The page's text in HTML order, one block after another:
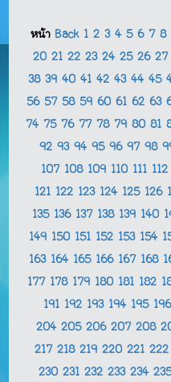
หน้า Back 1 2 3 4 5 6 7 8
20 21 22 23 24 25 26 27
38 39 40 41 42 43 44 45
56 57 58 59 60 61 62 63
74 75 76 77 78 79 80 81
92 93 94 95 96 97 98
107 108 109 110 111 112
121 122 123 124 125 126
135 136 137 138 139 140
149 150 151 152 153 154
163 164 165 166 167 168
177 178 179 180 181 182
191 192 193 194 195 196
204 205 206 207 208
217 218 219 220 221 222
230 231 232 233 234